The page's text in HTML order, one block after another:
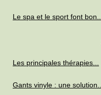
Le spa et le sport font
Les principales thérapies...
Gants vinyle : une